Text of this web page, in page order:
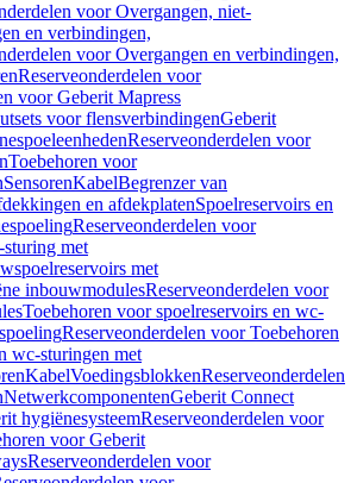
voor Overgangen, niet-
en verbindingen,
voor Overgangen en verbindingen,
Reserveonderdelen voor
voor Geberit Mapress
voor flensverbindingenGeberit
Reserveonderdelen voor
Toebehoren voor
SensorenKabelBegrenzer van
en afdekplatenSpoelreservoirs en
Reserveonderdelen voor
sturing met
met
inbouwmodulesReserveonderdelen voor
Toebehoren voor spoelreservoirs en wc-
Reserveonderdelen voor Toebehoren
wc-sturingen met
KabelVoedingsblokkenReserveonderdelen
NetwerkcomponentenGeberit Connect
hygiënesysteemReserveonderdelen voor
voor Geberit
Reserveonderdelen voor